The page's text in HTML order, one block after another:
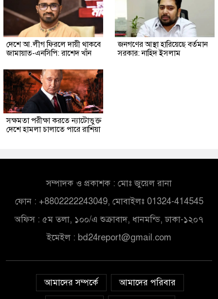
দেশে আ.লীগ ফিরলে দায়ী থাকবে
জামায়াত-এনসিপি: রাশেদ খাঁন
জনগণের আস্থা হারিয়েছে বর্তমান
সরকার: নাহিদ ইসলাম
সক্ষমতা পরীক্ষা করতে ন্যাটোভুক্ত
দেশে হামলা চালাতে পারে রাশিয়া
সম্পাদক ও প্রকাশক : মোঃ জুয়েল রানা
ফোন : +8802222243049, মোবাইলঃ 01324-414545
অফিস : ৫ম তলা, ১০০/এ শুক্রাবাদ, ধানমন্ডি, ঢাকা-১২০৭
ইমেইল : bd24report@gmail.com
আমাদের সম্পর্কে
আমাদের পরিবার